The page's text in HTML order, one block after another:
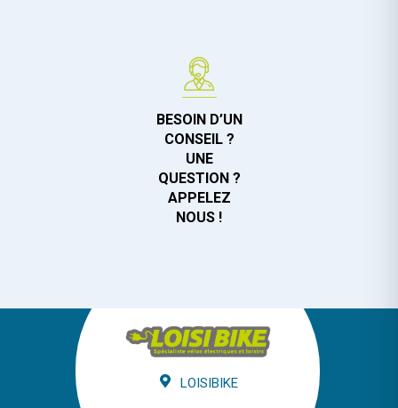
BESOIN D’UN
CONSEIL ?
UNE
QUESTION ?
APPELEZ
NOUS !
LOISIBIKE